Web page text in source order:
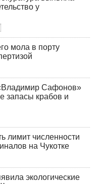
у
мола в порту
Сафонов»
запасы крабов и
лимит численности
на Чукотке
экологические